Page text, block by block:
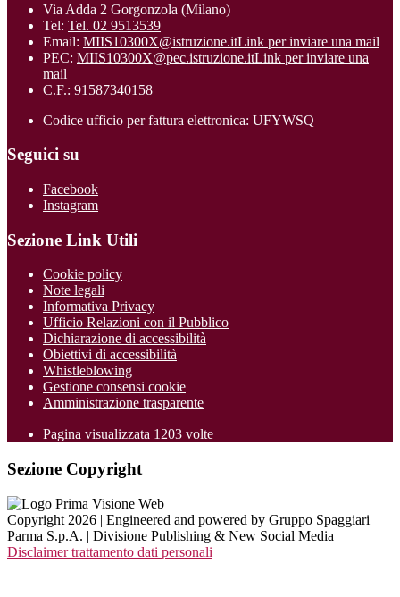
Via Adda 2 Gorgonzola (Milano)
Tel: Tel. 02 9513539
Email: MIIS10300X@istruzione.itLink per inviare una mail
PEC: MIIS10300X@pec.istruzione.itLink per inviare una
mail
C.F.: 91587340158
Codice ufficio per fattura elettronica: UFYWSQ
Seguici su
Facebook
Instagram
Sezione Link Utili
Cookie policy
Note legali
Informativa Privacy
Ufficio Relazioni con il Pubblico
Dichiarazione di accessibilità
Obiettivi di accessibilità
Whistleblowing
Gestione consensi cookie
Amministrazione trasparente
Pagina visualizzata 1203 volte
Sezione Copyright
Copyright 2026 | Engineered and powered by Gruppo Spaggiari
Parma S.p.A. | Divisione Publishing & New Social Media
Disclaimer trattamento dati personali